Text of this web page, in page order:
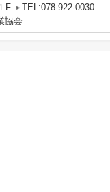
F
TEL:078-922-0030
協会